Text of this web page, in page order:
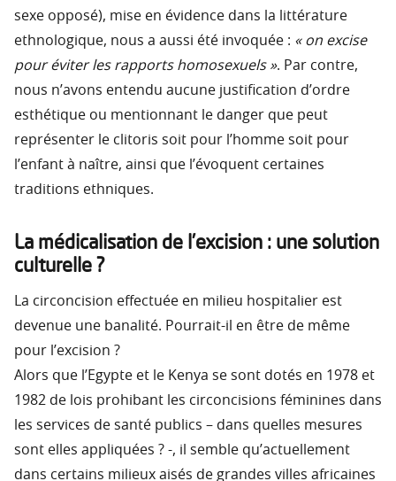
sexe opposé), mise en évidence dans la littérature
ethnologique, nous a aussi été invoquée : « on excise
pour éviter les rapports homosexuels ». Par contre,
nous n’avons entendu aucune justification d’ordre
esthétique ou mentionnant le danger que peut
représenter le clitoris soit pour l’homme soit pour
l’enfant à naître, ainsi que l’évoquent certaines
traditions ethniques.
La médicalisation de l’excision : une solution
culturelle ?
La circoncision effectuée en milieu hospitalier est
devenue une banalité. Pourrait-il en être de même
pour l’excision ?
Alors que l’Egypte et le Kenya se sont dotés en 1978 et
1982 de lois prohibant les circoncisions féminines dans
les services de santé publics – dans quelles mesures
sont elles appliquées ? -, il semble qu’actuellement
dans certains milieux aisés de grandes villes africaines